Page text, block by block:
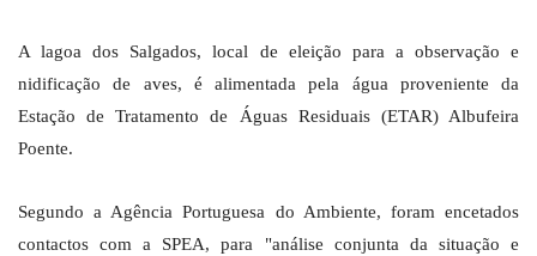
A lagoa dos Salgados, local de eleição para a observação e
nidificação de aves, é alimentada pela água proveniente da
Estação de Tratamento de Águas Residuais (ETAR) Albufeira
Poente.
Segundo a Agência Portuguesa do Ambiente, foram encetados
contactos com a SPEA, para "análise conjunta da situação e